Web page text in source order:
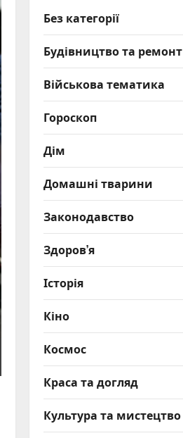
Без категорії
Будівництво та ремонт
Військова тематика
Гороскоп
Дім
Домашні тварини
Законодавство
Здоров’я
Історія
Кіно
Космос
Краса та догляд
Культура та мистецтво